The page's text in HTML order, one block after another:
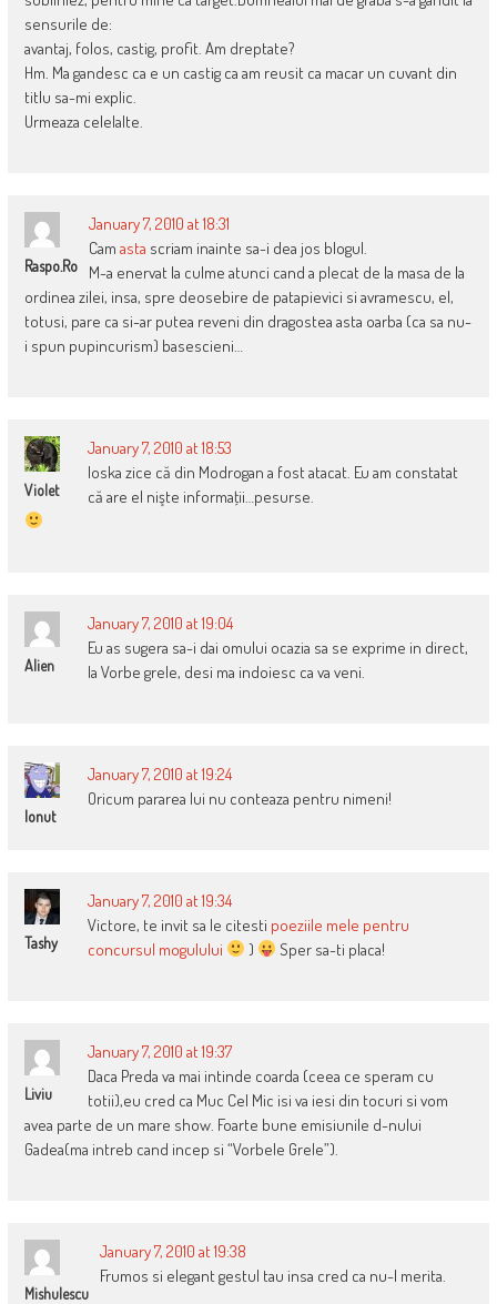
sensurile de:
avantaj, folos, castig, profit. Am dreptate?
Hm. Ma gandesc ca e un castig ca am reusit ca macar un cuvant din
titlu sa-mi explic.
Urmeaza celelalte.
Raspo.ro
January 7, 2010 at 18:31
Cam asta scriam inainte sa-i dea jos blogul.
M-a enervat la culme atunci cand a plecat de la masa de la
ordinea zilei, insa, spre deosebire de patapievici si avramescu, el,
totusi, pare ca si-ar putea reveni din dragostea asta oarba (ca sa nu-
i spun pupincurism) basescieni…
Violet
January 7, 2010 at 18:53
Ioska zice că din Modrogan a fost atacat. Eu am constatat
că are el nişte informaţii…pesurse.
Alien
January 7, 2010 at 19:04
Eu as sugera sa-i dai omului ocazia sa se exprime in direct,
la Vorbe grele, desi ma indoiesc ca va veni.
Ionut
January 7, 2010 at 19:24
Oricum pararea lui nu conteaza pentru nimeni!
Tashy
January 7, 2010 at 19:34
Victore, te invit sa le citesti poeziile mele pentru
concursul mogulului
) Sper sa-ti placa!
Liviu
January 7, 2010 at 19:37
Daca Preda va mai intinde coarda (ceea ce speram cu
totii),eu cred ca Muc Cel Mic isi va iesi din tocuri si vom
avea parte de un mare show. Foarte bune emisiunile d-nului
Gadea(ma intreb cand incep si “Vorbele Grele”).
Mishulescu
January 7, 2010 at 19:38
Frumos si elegant gestul tau insa cred ca nu-l merita.